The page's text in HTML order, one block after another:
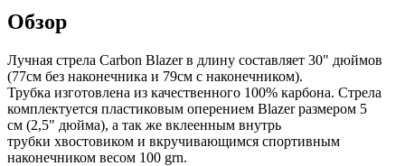
Обзор
Лучная стрела Carbon Blazer в длину составляет 30" дюймов
(77см без наконечника и 79см с наконечником).
Трубка изготовлена из качественного 100% карбона. Стрела
комплектуется пластиковым оперением Blazer размером 5
см (2,5" дюйма), а так же вклеенным внутрь
трубки хвостовиком и вкручивающимся спортивным
наконечником весом 100 grn.